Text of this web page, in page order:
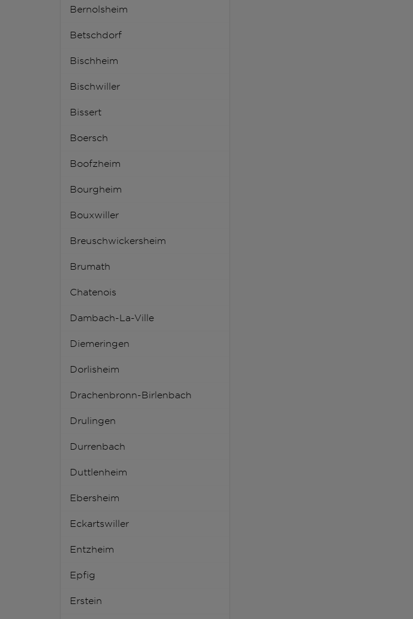
Bernolsheim
Betschdorf
Bischheim
Bischwiller
Bissert
Boersch
Boofzheim
Bourgheim
Bouxwiller
Breuschwickersheim
Brumath
Chatenois
Dambach-La-Ville
Diemeringen
Dorlisheim
Drachenbronn-Birlenbach
Drulingen
Durrenbach
Duttlenheim
Ebersheim
Eckartswiller
Entzheim
Epfig
Erstein